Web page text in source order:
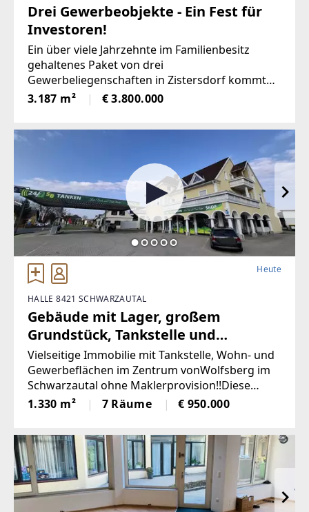
Drei Gewerbeobjekte - Ein Fest für
Investoren!
Ein über viele Jahrzehnte im Familienbesitz
gehaltenes Paket von drei
Gewerbeliegenschaften in Zistersdorf kommt
nun wegen des Ablebens des 87-jährigen
Familienpatriarchen durch die Erben zum
3.187 m² € 3.800.000
Heute
HALLE 8421 SCHWARZAUTAL
Gebäude mit Lager, großem
Grundstück, Tankstelle und
Wohnung in bester Lage
(Provisionsfrei)
Vielseitige Immobilie mit Tankstelle, Wohn- und
Gewerbeflächen im Zentrum vonWolfsberg im
Schwarzautal ohne Maklerprovision!!Diese
gepflegte und äußerst vielseitige Liegenschaft
im Herzen von Wolfsberg imSchwarzautal
1.330 m² 7 Räume € 950.000